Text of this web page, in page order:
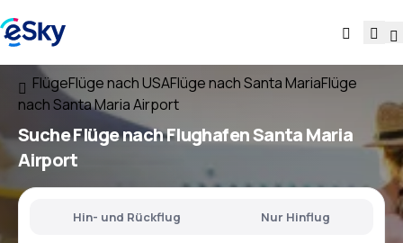
FlügeFlüge nach USAFlüge nach Santa MariaFlüge
nach Santa Maria Airport
Suche FlügenachFlughafenSanta Maria
Airport
Hin- und Rückflug Nur Hinflug